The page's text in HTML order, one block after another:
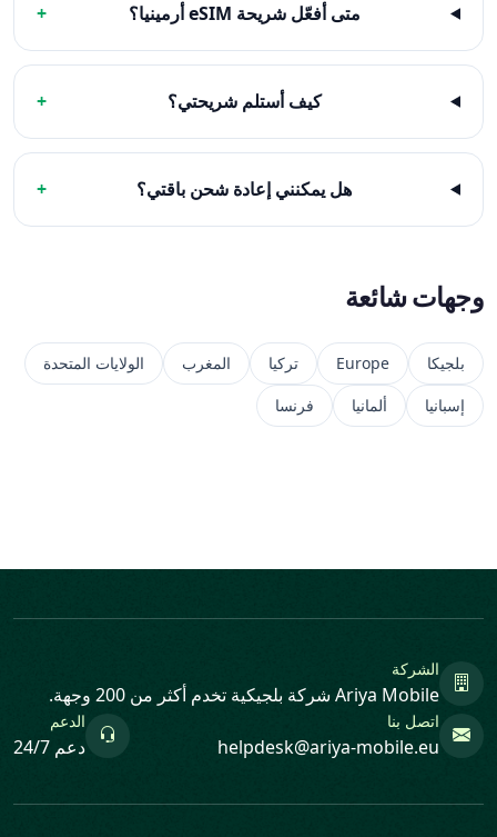
متى أفعّل شريحة eSIM أرمينيا؟ +
كيف أستلم شريحتي؟ +
هل يمكنني إعادة شحن باقتي؟ +
وجهات شائعة
بلجيكا Europe تركيا المغرب
الولايات المتحدة
إسبانيا
ألمانيا فرنسا
الشركة
Ariya Mobile شركة بلجيكية تخدم أكثر من 200 وجهة.
اتصل بنا
helpdesk@ariya-mobile.eu
الدعم
دعم 24/7